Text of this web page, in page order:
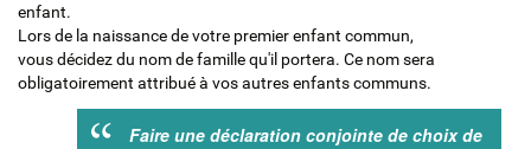
enfant.
Lors de la naissance de votre premier enfant commun,
vous décidez du nom de famille qu'il portera. Ce nom sera
obligatoirement attribué à vos autres enfants communs.
Faire une déclaration conjointe de choix de